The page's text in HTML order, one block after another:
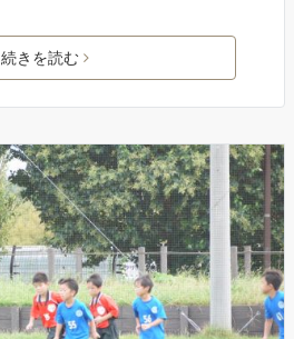
続きを読む